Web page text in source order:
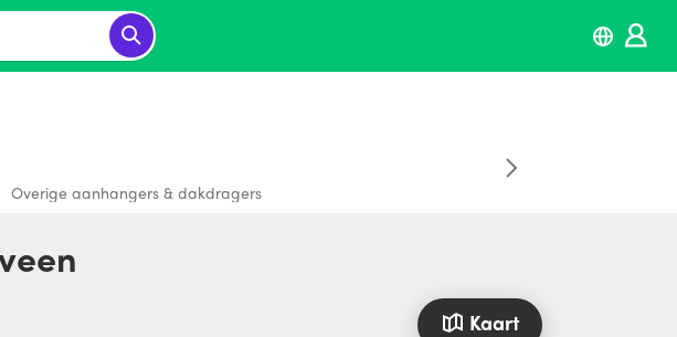
Overige aanhangers & dakdragers
Kaart